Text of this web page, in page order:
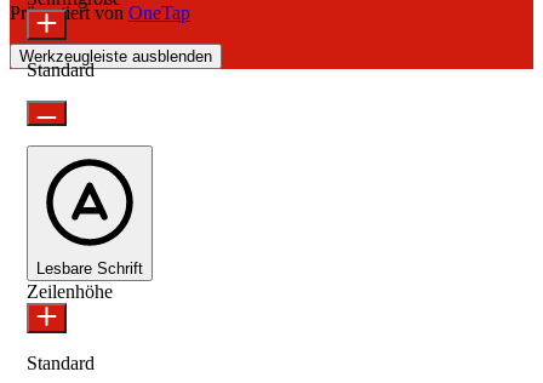
Präsentiert von OneTap
Werkzeugleiste ausblenden
Standard
Lesbare Schrift
Zeilenhöhe
Standard